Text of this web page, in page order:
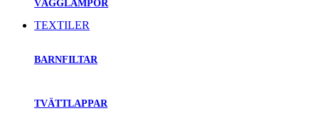
VÄGGLAMPOR
TEXTILER
BARNFILTAR
TVÄTTLAPPAR